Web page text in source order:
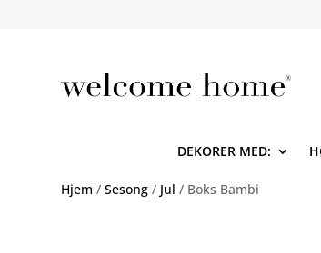
DEKORER MED:
Hjem /Sesong / Jul / Boks Bambi